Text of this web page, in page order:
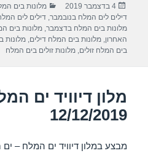
e
b
o
k
s
A
p
פורסם
בתאריך
4 בדצמבר 2019 קטגוריות
מלונות בים
דילים לים המלח בנובמבר,דילים לים
מלונות בים המלח בדצמבר,מלונות בים
האחרון,מלונות בים המלח דילים,מלונות
בים המלח זולים,מלונות זולים בים המלח
מלון דיוויד ים
12/12/2019
מבצע במלון דיוויד ים המלח –